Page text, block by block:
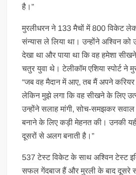
है।”
मुरलीधरन ने 133 मैचों में 800 विकेट
संन्यास ले लिया था। उन्होंने अश्विन
देखा था और पाया था कि वह हमेशा
चतुर युवा थे। टेलीकॉम एशिया स्पोर्ट ने
“जब वह मैदान में आए, तब मैं अपने
लेकिन मुझे लगा कि वह सीखने के लिए
उन्होंने सलाह मांगी, सोच-समझकर
बनाने के लिए कड़ी मेहनत की। उनकी
दूसरों से अलग बनाती है।”
537 टेस्ट विकेट के साथ अश्विन टेस्ट
सफल गेंदबाज हैं और मुरली के बाद